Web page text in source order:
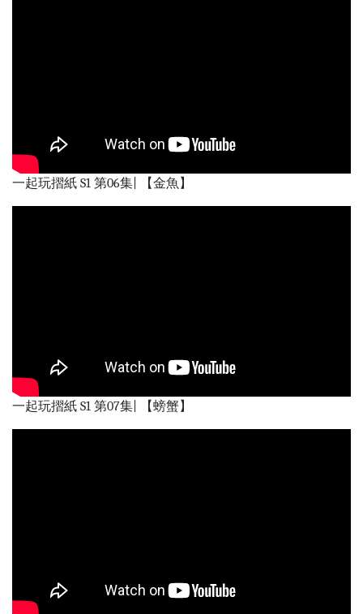
一起玩摺紙 S1 第06集| 【金魚】
一起玩摺紙 S1 第07集| 【螃蟹】